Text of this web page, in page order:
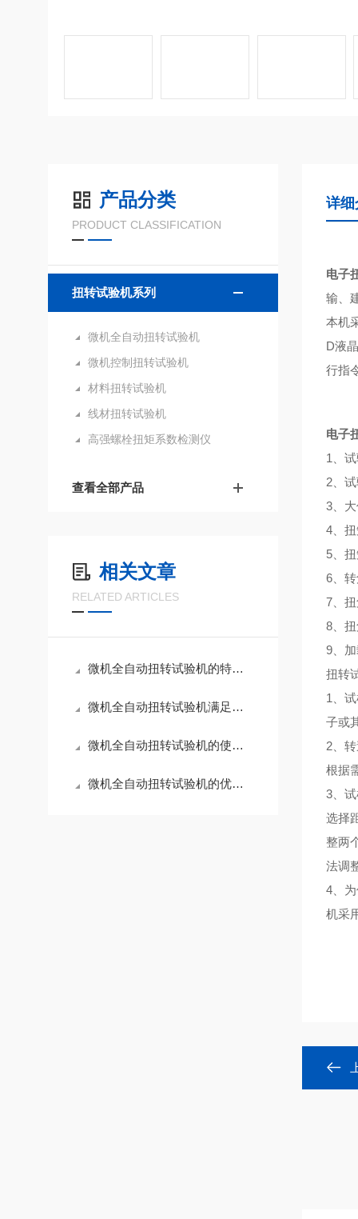
产品分类
PRODUCT CLASSIFICATION
扭转试验机系列
微机全自动扭转试验机
微机控制扭转试验机
材料扭转试验机
线材扭转试验机
高强螺栓扭矩系数检测仪
查看全部产品
相关文章
RELATED ARTICLES
微机全自动扭转试验机的特点和技术优势
微机全自动扭转试验机满足客户不同需求
微机全自动扭转试验机的使用注意事项介绍
微机全自动扭转试验机的优势众多
详细
电子
输、
本机
D液
行指
电子
1、
2、
3、
4、
5、
6、
7、
8、
9、
扭转
1、
子或
2、
根据
3、
选择
整两
法调
4、
机采